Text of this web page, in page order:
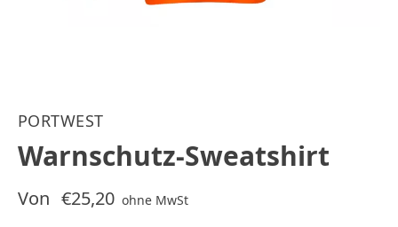
PORTWEST
Warnschutz-Sweatshirt
Von €25,20 ohne MwSt